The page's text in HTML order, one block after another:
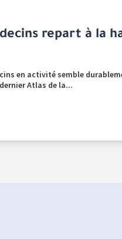
repart à la
en activité semble
Atlas de la...